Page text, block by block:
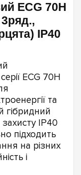
ECG 70Н
IP40
ECG 70Н
та
гібридний
IP40
підходить
на різних
і